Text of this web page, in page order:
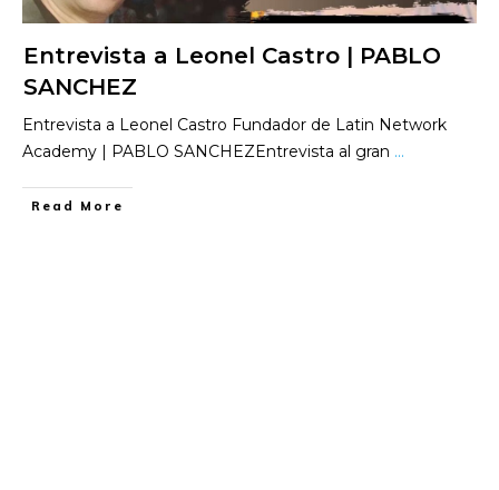
Entrevista a Leonel Castro | PABLO
SANCHEZ
Entrevista a Leonel Castro Fundador de Latin Network
Academy | PABLO SANCHEZEntrevista al gran ...
​Read More